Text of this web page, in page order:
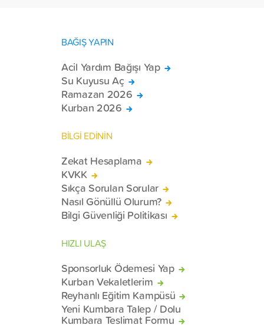
BAĞIŞ YAPIN
Acil Yardım Bağışı Yap
Su Kuyusu Aç
Ramazan 2026
Kurban 2026
BİLGİ EDİNİN
Zekat Hesaplama
KVKK
Sıkça Sorulan Sorular
Nasıl Gönüllü Olurum?
Bilgi Güvenliği Politikası
HIZLI ULAŞ
Sponsorluk Ödemesi Yap
Kurban Vekaletlerim
Reyhanlı Eğitim Kampüsü
Yeni Kumbara Talep / Dolu
Kumbara Teslimat Formu